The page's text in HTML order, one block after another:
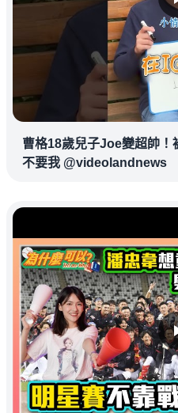
曹格18歲兒子Joe變超帥！
不要我 @videolandnews